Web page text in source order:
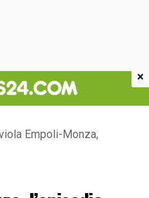
Empoli-Monza,
×